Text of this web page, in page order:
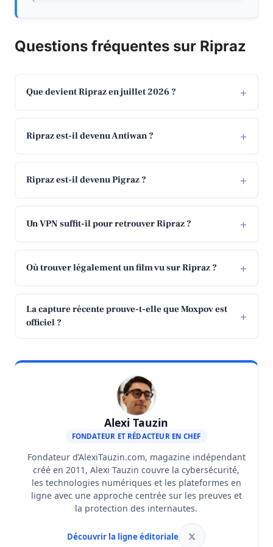
Questions fréquentes sur Ripraz
Que devient Ripraz en juillet 2026 ?
Ripraz est-il devenu Antiwan ?
Ripraz est-il devenu Pigraz ?
Un VPN suffit-il pour retrouver Ripraz ?
Où trouver légalement un film vu sur Ripraz ?
La capture récente prouve-t-elle que Moxpov est
officiel ?
Alexi Tauzin
FONDATEUR ET RÉDACTEUR EN CHEF
Fondateur d’AlexiTauzin.com, magazine indépendant
créé en 2011, Alexi Tauzin couvre la cybersécurité,
les technologies numériques et les plateformes en
ligne avec une approche centrée sur les preuves et
la protection des internautes.
Découvrir la ligne éditoriale